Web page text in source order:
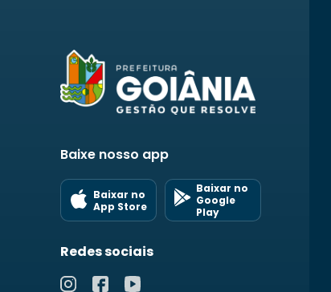
Baixe nosso app
Baixar no
App Store
Baixar no
Google
Play
Redes sociais